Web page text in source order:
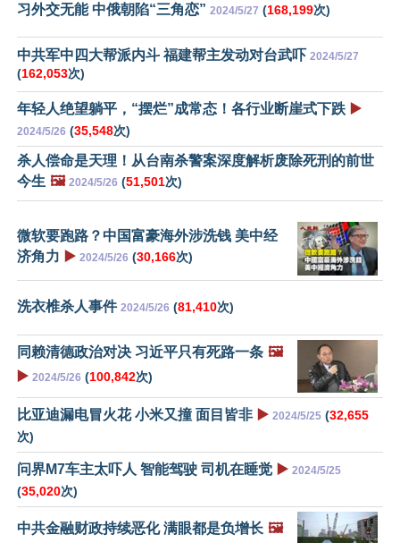
习外交无能 中俄朝陷“三角恋” 2024/5/27 (168,199次)
中共军中四大帮派内斗 福建帮主发动对台武吓 2024/5/27
(162,053次)
年轻人绝望躺平，“摆烂”成常态！各行业断崖式下跌 ▶️
2024/5/26 (35,548次)
杀人偿命是天理！从台南杀警案深度解析废除死刑的前世
今生 🖼️ 2024/5/26 (51,501次)
微软要跑路？中国富豪海外涉洗钱 美中经
济角力 ▶️ 2024/5/26 (30,166次)
洗衣椎杀人事件 2024/5/26 (81,410次)
同赖清德政治对决 习近平只有死路一条 🖼️
▶️ 2024/5/26 (100,842次)
比亚迪漏电冒火花 小米又撞 面目皆非 ▶️ 2024/5/25 (32,655
次)
问界M7车主太吓人 智能驾驶 司机在睡觉 ▶️ 2024/5/25
(35,020次)
中共金融财政持续恶化 满眼都是负增长 🖼️